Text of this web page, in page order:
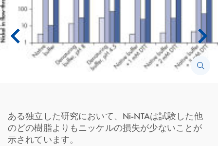
ある独立した研究において、Ni-NTAは試験した他
のどの樹脂よりもニッケルの損失が少ないことが
示されています。